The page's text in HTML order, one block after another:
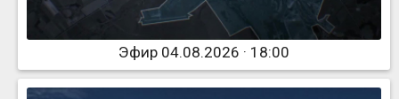
Эфир 04.08.2026 · 18:00